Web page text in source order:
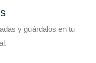
y guárdalos en tu